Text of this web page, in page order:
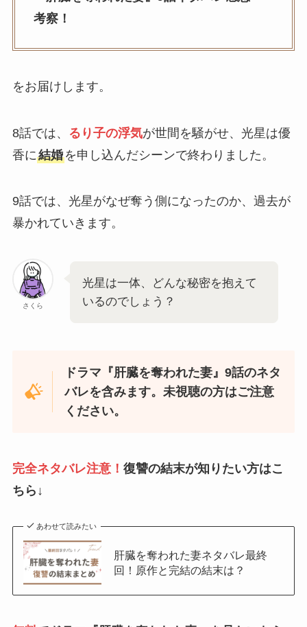
考察！
をお届けします。
8話では、 るり子の浮気が世間を騒がせ、光星は優
香に結婚を申し込んだシーンで終わりました。
9話では、光星がなぜ奪う側になったのか、過去が
暴かれていきます。
さくら
光星は一体、どんな秘密を抱えて
いるのでしょう？
ドラマ『肝臓を奪われた妻』9話のネタ
バレを含みます。未視聴の方はご注意
ください。
完全ネタバレ注意！ 復讐の結末が知りたい方はこ
ちら↓
あわせて読みたい
肝臓を奪われた妻ネタバレ最終
回！原作と完結の結末は？